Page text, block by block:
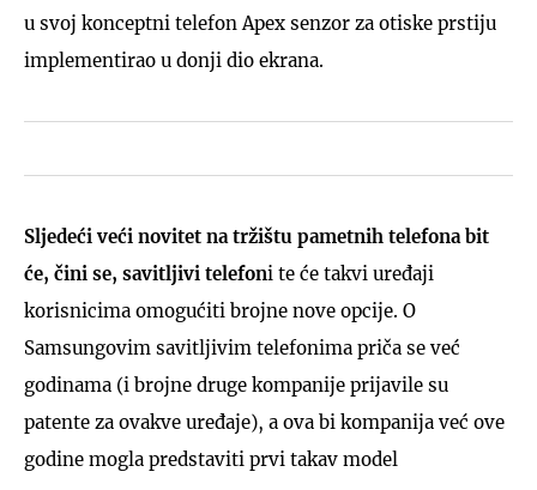
u svoj konceptni telefon Apex senzor za otiske prstiju
implementirao u donji dio ekrana.
Sljedeći veći novitet na tržištu pametnih telefona bit
će, čini se, savitljivi telefoni te će takvi uređaji
korisnicima omogućiti brojne nove opcije. O
Samsungovim savitljivim telefonima priča se već
godinama (i brojne druge kompanije prijavile su
patente za ovakve uređaje), a ova bi kompanija već ove
godine mogla predstaviti prvi takav model